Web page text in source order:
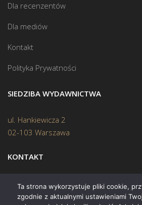
Dla recenzentów
Dla mediów
Kontakt
Polityka Prywatności
SIEDZIBA WYDAWNICTWA
ul. Hankiewicza 2
02-103 Warszawa
KONTAKT
Biuro:(22) 45 70 402
Mail:biuro@swiatksiazki.pl
Ta strona wykorzystuje pliki cookie,
zgodnie z aktualnymi ustawieniami